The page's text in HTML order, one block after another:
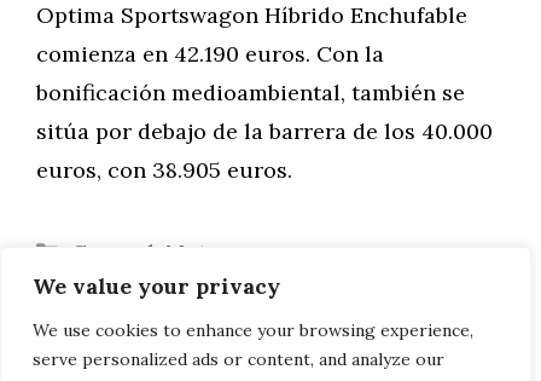
We value your privacy
We use cookies to enhance your browsing experience,
serve personalized ads or content, and analyze our
Optima Sportswagon Híbrido Enchufable
comienza en 42.190 euros. Con la
bonificación medioambiental, también se
sitúa por debajo de la barrera de los 40.000
euros, con 38.905 euros.
Categorías
General Motor
Kia e-Niro desde 34.290 euros
El BMW M4 se convertirá en la fortaleza
del cambio manual